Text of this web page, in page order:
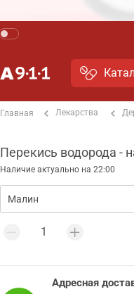
Главная Лекарства
Перекись водорода -
Наличие актуально на 22:00
Адресная